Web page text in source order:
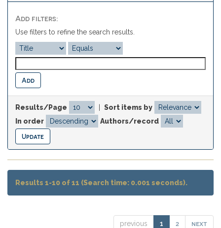
Add filters:
Use filters to refine the search results.
Results/Page
Sort items by
In order
Authors/record
Results 1-10 of 11 (Search time: 0.001 seconds).
previous 1 2 next